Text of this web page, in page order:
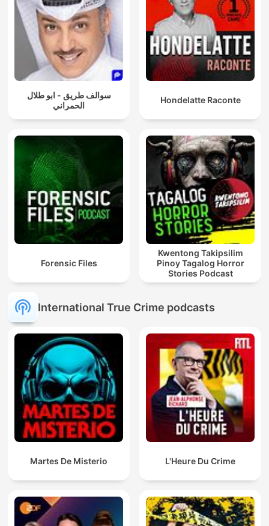
سوالف طريق - ابو طلال
الحمراني
Hondelatte Raconte
Forensic Files
Kwentong Takipsilim
Pinoy Tagalog Horror
Stories Podcast
International True Crime podcasts
Martes De Misterio L'Heure Du Crime